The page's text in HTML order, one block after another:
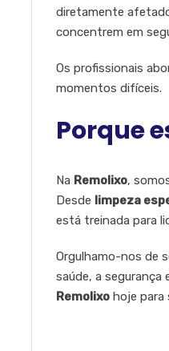
diretamente
concentrem em
Os profissionais
momentos difíceis.
Porque
Na Remolixo,
Desde limpeza
está treinada para
Orgulhamo-nos de
saúde, a segurança
Remolixohoje para